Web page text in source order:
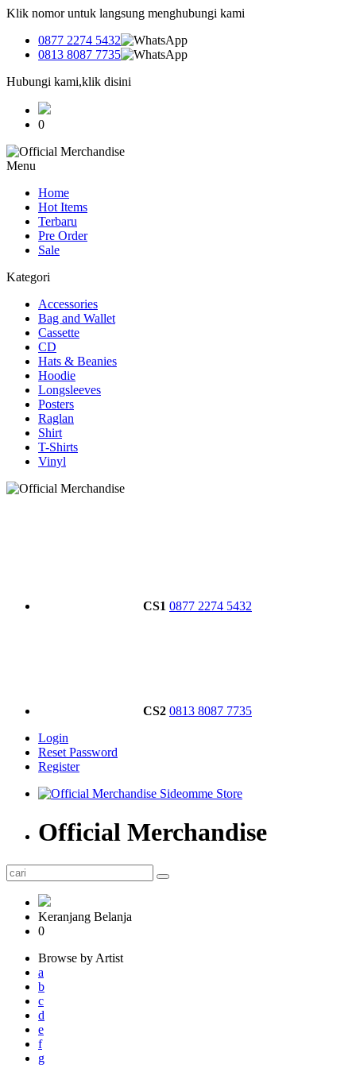
Klik nomor untuk langsung menghubungi kami
0877 2274 5432
0813 8087 7735
Hubungi kami,klik disini
0
Menu
Home
Hot Items
Terbaru
Pre Order
Sale
Kategori
Accessories
Bag and Wallet
Cassette
CD
Hats & Beanies
Hoodie
Longsleeves
Posters
Raglan
Shirt
T-Shirts
Vinyl
CS1 0877 2274 5432
CS2 0813 8087 7735
Login
Reset Password
Register
Official Merchandise
Keranjang Belanja
0
Browse by Artist
a
b
c
d
e
f
g